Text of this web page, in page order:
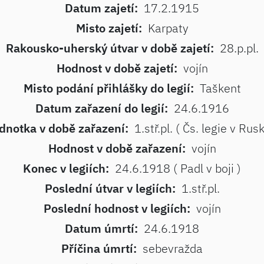
Datum zajetí: 17.2.1915
Misto zajetí: Karpaty
Rakousko-uherský útvar v době zajetí: 28.p.pl.
Hodnost v době zajetí: vojín
Misto podání přihlášky do legií: Taškent
Datum zařazení do legií: 24.6.1916
v době zařazení: 1.stř.pl. ( Čs. legie v
Hodnost v době zařazení: vojín
Konec v legiích: 24.6.1918 ( Padl v boji )
Poslední útvar v legiích: 1.stř.pl.
Poslední hodnost v legiích: vojín
Datum úmrtí: 24.6.1918
Příčina úmrtí: sebevražda